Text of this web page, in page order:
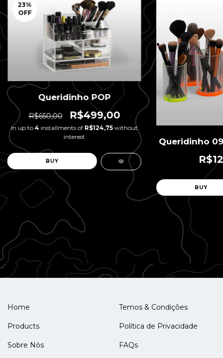
23%
OFF
Queridinho POP
R$650,00 R$499,00
In up to4 installments of R$124,75without
interest
Queridinho
Home
Products
Sobre Nós
Temos & Condições
Política de Privacidade
FAQs